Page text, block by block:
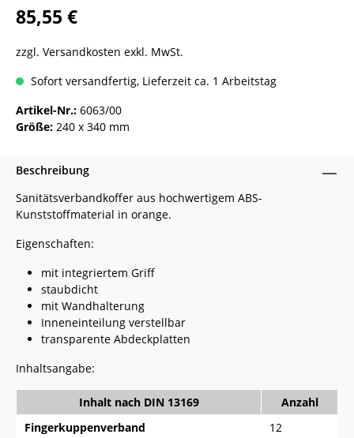
85,55 €
zzgl. Versandkosten exkl. MwSt.
Sofort versandfertig, Lieferzeit ca. 1 Arbeitstag
Artikel-Nr.: 6063/00
Größe: 240 x 340 mm
Beschreibung
Sanitätsverbandkoffer aus hochwertigem ABS-
Kunststoffmaterial in orange.
Eigenschaften:
mit integriertem Griff
staubdicht
mit Wandhalterung
Inneneinteilung verstellbar
transparente Abdeckplatten
Inhaltsangabe:
Inhalt nach DIN 13169
Anzahl
Fingerkuppenverband
12